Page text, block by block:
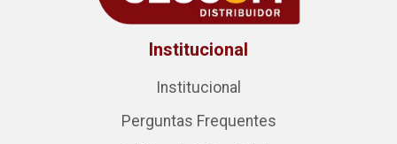
Institucional
Institucional
Perguntas Frequentes